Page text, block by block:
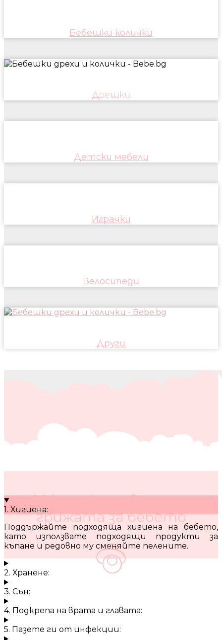
Бебешки колички
Дрешки
Детски мебели
Играчки
Велосипеди
Други
10 кратки съвета за
грижата за бебето
1. Хигиена:
Поддържайте подходяща хигиена на бебето,
като използвате подходящи продукти за
къпане и редовно му сменяйте пелените.
2. Хранене:
3. Сън:
4. Подкрепа на врата и главата:
5. Пазете ги от инфекции: